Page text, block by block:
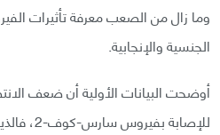
وما زال من الصعب معرفة تأثيرات
الجنسية والإنجابية.
أوضحت البيانات الأولية أن ضعف
للإصابة